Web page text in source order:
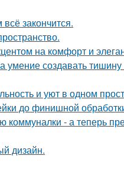
закончится.
на комфорт и
умение создавать
и уют в одном
до финишной
коммуналки - а теперь
дизайн.